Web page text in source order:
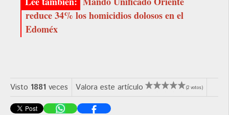
reduce 34% los homicidios dolosos en el
Edoméx
Visto 1881 veces Valora este artículo (2 votos)